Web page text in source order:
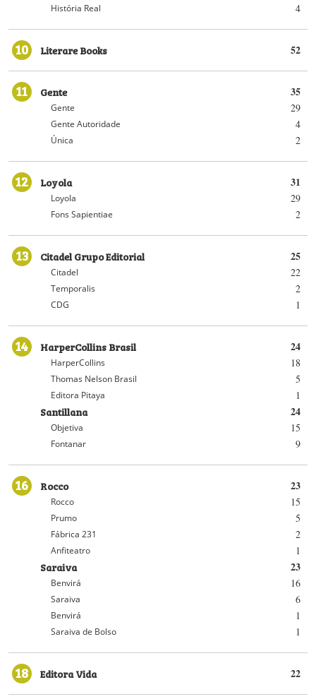
4
História Real
10 52
Literare Books
11 35
Gente
29
Gente
4
Gente Autoridade
2
Única
12 31
Loyola
29
Loyola
2
Fons Sapientiae
13 25
Citadel Grupo Editorial
22
Citadel
2
Temporalis
1
CDG
14 24
HarperCollins Brasil
18
HarperCollins
5
Thomas Nelson Brasil
1
Editora Pitaya
24
Santillana
15
Objetiva
9
Fontanar
16 23
Rocco
15
Rocco
5
Prumo
2
Fábrica 231
1
Anfiteatro
23
Saraiva
16
Benvirá
6
Saraiva
1
Benvirá
1
Saraiva de Bolso
18 22
Editora Vida